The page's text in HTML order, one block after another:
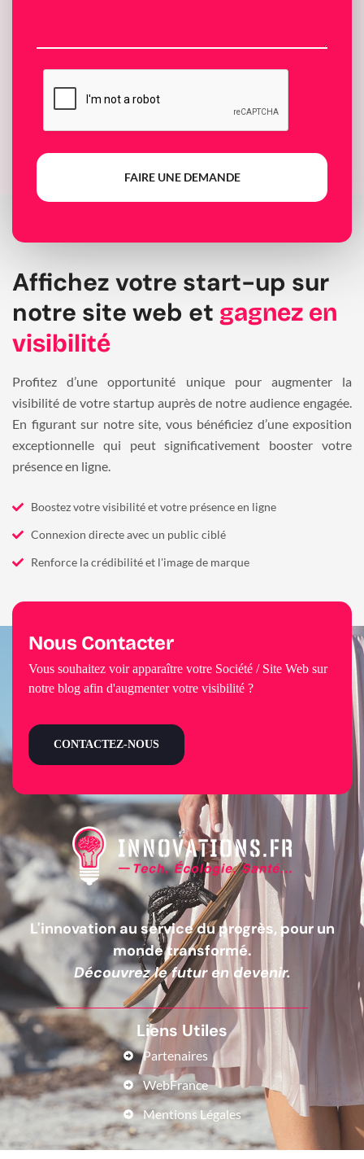
FAIRE UNE DEMANDE
Affichez votre start-up sur
notre site web et gagnez en
visibilité
Profitez d’une opportunité unique pour augmenter la
visibilité de votre startup auprès de notre audience engagée.
En figurant sur notre site, vous bénéficiez d’une exposition
exceptionnelle qui peut significativement booster votre
présence en ligne.
Boostez votre visibilité et votre présence en ligne
Connexion directe avec un public ciblé
Renforce la crédibilité et l'image de marque
L'innovation au service du progrès, pour un
monde transformé.
Découvrez le futur en devenir.
Liens Utiles
Partenaires
WebFrance
Mentions Légales
Nous Contacter
Vous souhaitez voir apparaître votre Société / Site Web sur
notre blog afin d'augmenter votre visibilité ?
CONTACTEZ-NOUS